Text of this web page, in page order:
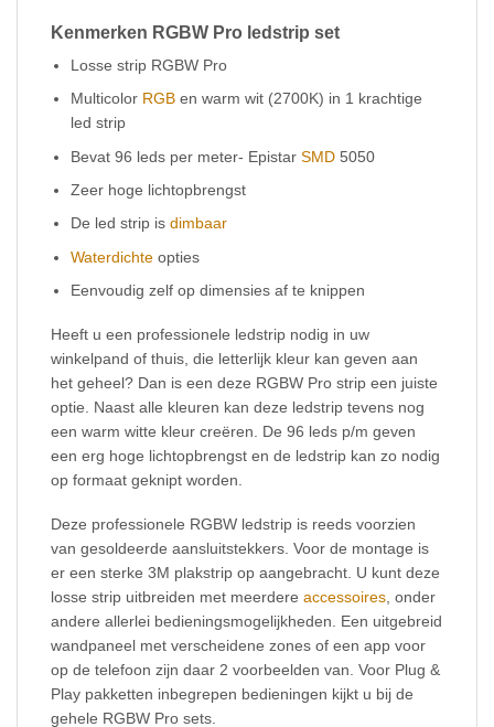
Kenmerken RGBW Pro ledstrip set
Losse strip RGBW Pro
Multicolor RGB en warm wit (2700K) in 1 krachtige
led strip
Bevat 96 leds per meter- EpistarSMD 5050
Zeer hoge lichtopbrengst
De led strip isdimbaar
Waterdichte opties
Eenvoudig zelf op dimensies af te knippen
Heeft u een professionele ledstrip nodig in uw
winkelpand of thuis, die letterlijk kleur kan geven aan
het geheel? Dan is een deze RGBW Pro strip een juiste
optie. Naast alle kleuren kan deze ledstrip tevens nog
een warm witte kleur creëren. De 96 leds p/m geven
een erg hoge lichtopbrengst en de ledstrip kan zo nodig
op formaat geknipt worden.
Deze professionele RGBW ledstrip is reeds voorzien
van gesoldeerde aansluitstekkers. Voor de montage is
er een sterke 3M plakstrip op aangebracht. U kunt deze
losse strip uitbreiden met meerdere accessoires, onder
andere allerlei bedieningsmogelijkheden. Een uitgebreid
wandpaneel met verscheidene zones of een app voor
op de telefoon zijn daar 2 voorbeelden van. Voor Plug &
Play pakketten inbegrepen bedieningen kijkt u bij de
gehele RGBW Pro sets.